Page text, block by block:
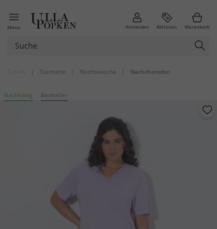
Menü Anmelden Aktionen Warenkorb
| Startseite | Nachtwäsche | Nachthemden
Nachhaltig Bestseller